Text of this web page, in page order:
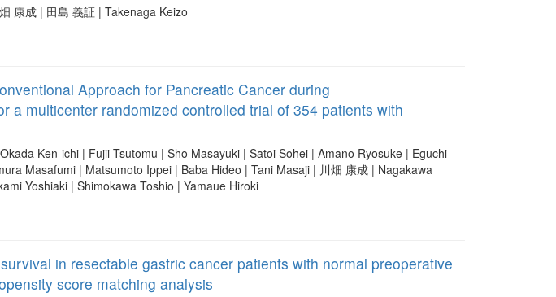
康成 | 田島 義証 | Takenaga Keizo
Approach for Pancreatic Cancer during
a multicenter randomized controlled trial of 354 patients with
Ken-ichi | Fujii Tsutomu | Sho Masayuki | Satoi Sohei | Amano Ryosuke | Eguchi
Masafumi | Matsumoto Ippei | Baba Hideo | Tani Masaji | 川畑 康成 | Nagakawa
Yoshiaki | Shimokawa Toshio | Yamaue Hiroki
in resectable gastric cancer patients with normal preoperative
score matching analysis